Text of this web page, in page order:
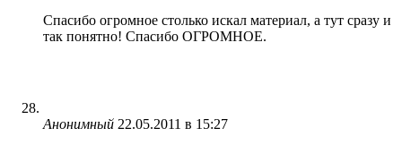
Спасибо огромное столько искал материал, а тут сразу и
так понятно! Спасибо ОГРОМНОЕ.
Анонимный 22.05.2011 в 15:27